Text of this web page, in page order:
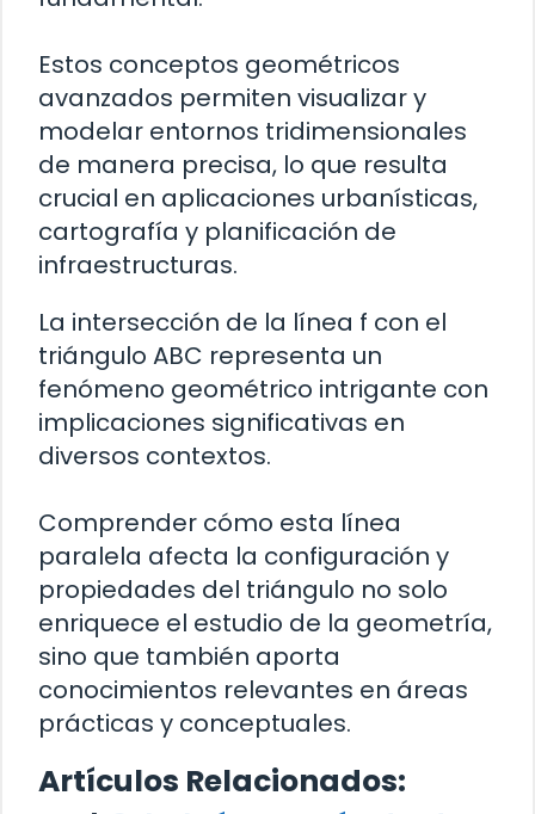
Estos conceptos geométricos
avanzados permiten visualizar y
modelar entornos tridimensionales
de manera precisa, lo que resulta
crucial en aplicaciones urbanísticas,
cartografía y planificación de
infraestructuras.
La intersección de la línea f con el
triángulo ABC representa un
fenómeno geométrico intrigante con
implicaciones significativas en
diversos contextos.
Comprender cómo esta línea
paralela afecta la configuración y
propiedades del triángulo no solo
enriquece el estudio de la geometría,
sino que también aporta
conocimientos relevantes en áreas
prácticas y conceptuales.
Artículos Relacionados: